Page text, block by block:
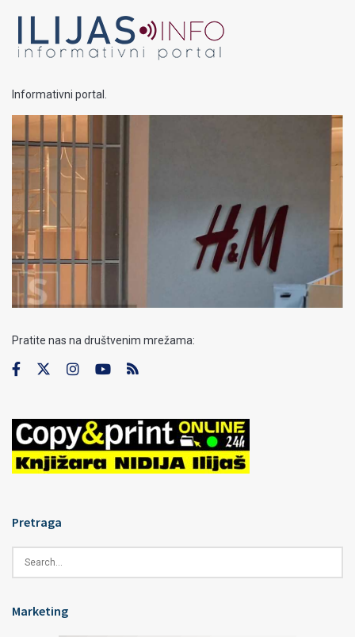
Informativni portal.
Pratite nas na društvenim mrežama:
Pretraga
Marketing